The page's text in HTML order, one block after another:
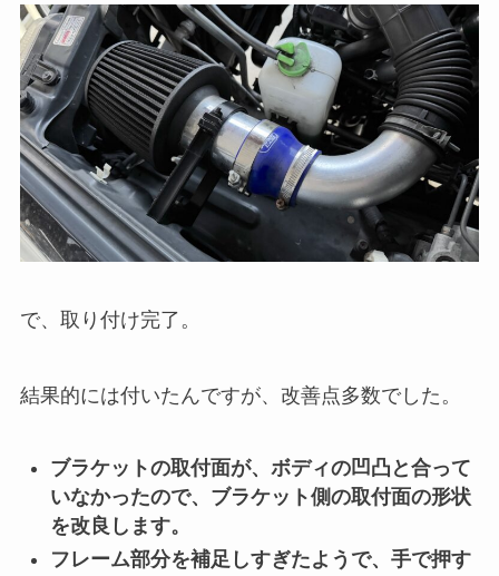
で、取り付け完了。
結果的には付いたんですが、改善点多数でした。
ブラケットの取付面が、ボディの凹凸と合って
いなかったので、ブラケット側の取付面の形状
を改良します。
フレーム部分を補足しすぎたようで、手で押す